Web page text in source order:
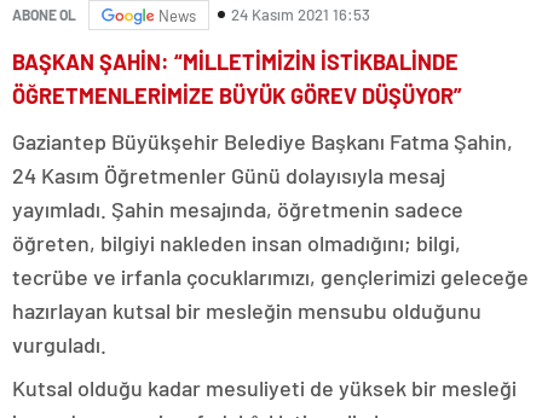
ABONE OL News 24 Kasım 2021 16:53
BAŞKAN ŞAHİN: “MİLLETİMİZİN İSTİKBALİNDE
ÖĞRETMENLERİMİZE BÜYÜK GÖREV DÜŞÜYOR”
Gaziantep Büyükşehir Belediye Başkanı Fatma Şahin,
24 Kasım Öğretmenler Günü dolayısıyla mesaj
yayımladı. Şahin mesajında, öğretmenin sadece
öğreten, bilgiyi nakleden insan olmadığını; bilgi,
tecrübe ve irfanla çocuklarımızı, gençlerimizi geleceğe
hazırlayan kutsal bir mesleğin mensubu olduğunu
vurguladı.
Kutsal olduğu kadar mesuliyeti de yüksek bir mesleği